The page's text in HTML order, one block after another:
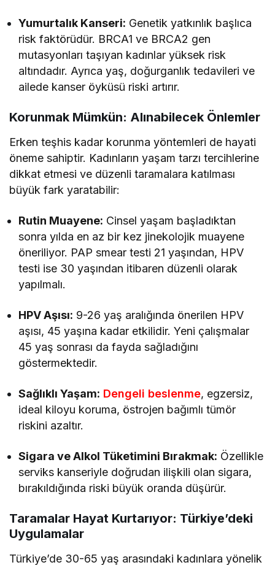
Yumurtalık Kanseri: Genetik yatkınlık başlıca
risk faktörüdür. BRCA1 ve BRCA2 gen
mutasyonları taşıyan kadınlar yüksek risk
altındadır. Ayrıca yaş, doğurganlık tedavileri ve
ailede kanser öyküsü riski artırır.
Korunmak Mümkün: Alınabilecek Önlemler
Erken teşhis kadar korunma yöntemleri de hayati
öneme sahiptir. Kadınların yaşam tarzı tercihlerine
dikkat etmesi ve düzenli taramalara katılması
büyük fark yaratabilir:
Rutin Muayene: Cinsel yaşam başladıktan
sonra yılda en az bir kez jinekolojik muayene
öneriliyor. PAP smear testi 21 yaşından, HPV
testi ise 30 yaşından itibaren düzenli olarak
yapılmalı.
HPV Aşısı: 9-26 yaş aralığında önerilen HPV
aşısı, 45 yaşına kadar etkilidir. Yeni çalışmalar
45 yaş sonrası da fayda sağladığını
göstermektedir.
Sağlıklı Yaşam: Dengeli beslenme, egzersiz,
ideal kiloyu koruma, östrojen bağımlı tümör
riskini azaltır.
Sigara ve Alkol Tüketimini Bırakmak: Özellikle
serviks kanseriyle doğrudan ilişkili olan sigara,
bırakıldığında riski büyük oranda düşürür.
Taramalar Hayat Kurtarıyor: Türkiye’deki
Uygulamalar
Türkiye’de 30-65 yaş arasındaki kadınlara yönelik